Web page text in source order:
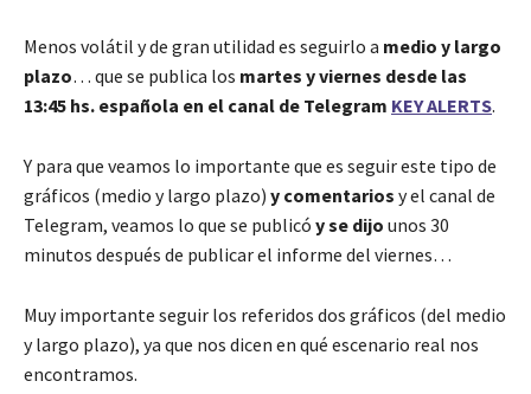
Menos volátil y de gran utilidad es seguirlo a medio y largo
plazo… que se publica los martes y viernes desde las
13:45 hs. española en el canal de Telegram KEY ALERTS.
Y para que veamos lo importante que es seguir este tipo de
gráficos (medio y largo plazo) y comentarios y el canal de
Telegram, veamos lo que se publicó y se dijo unos 30
minutos después de publicar el informe del viernes…
Muy importante seguir los referidos dos gráficos (del medio
y largo plazo), ya que nos dicen en qué escenario real nos
encontramos.